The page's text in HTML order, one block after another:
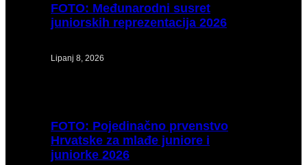
FOTO: Međunarodni susret
juniorskih reprezentacija 2026
Lipanj 8, 2026
FOTO: Pojedinačno prvenstvo
Hrvatske za mlađe juniore i
juniorke 2026